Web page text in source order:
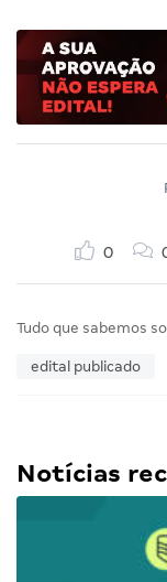
0
Tudo que sabemos
edital publicado
Notícias